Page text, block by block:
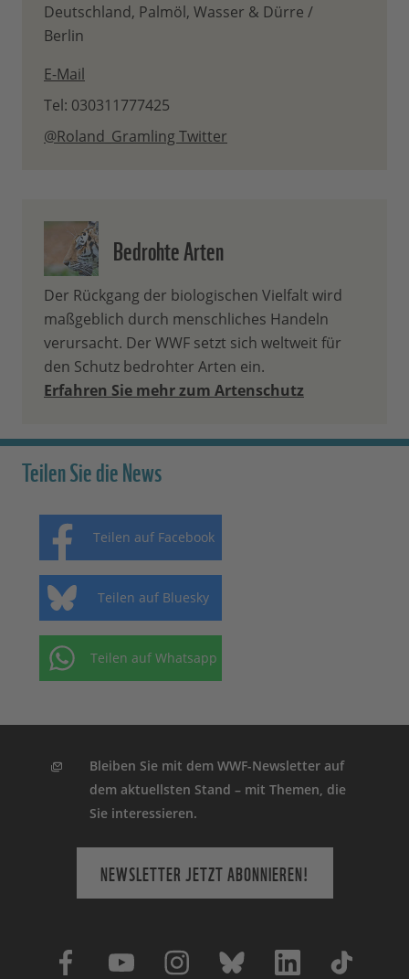
Deutschland, Palmöl, Wasser & Dürre /
Berlin
E-Mail
Tel: 030311777425
@Roland_Gramling Twitter
Bedrohte Arten
Der Rückgang der biologischen Vielfalt wird
maßgeblich durch menschliches Handeln
verursacht. Der WWF setzt sich weltweit für
den Schutz bedrohter Arten ein.
Erfahren Sie mehr zum Artenschutz
Teilen Sie die News
Teilen auf Facebook
Teilen auf Bluesky
Teilen auf Whatsapp
Bleiben Sie mit dem WWF-Newsletter auf
dem aktuellsten Stand – mit Themen, die
Sie interessieren.
NEWSLETTER JETZT ABONNIEREN!